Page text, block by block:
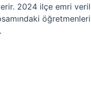
2024 ilçe emri